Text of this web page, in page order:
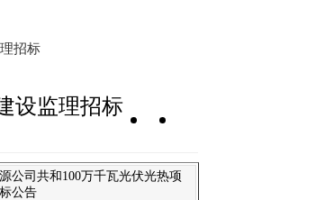
招标
设监理招标
公司共和100万千瓦光伏光热项
公告